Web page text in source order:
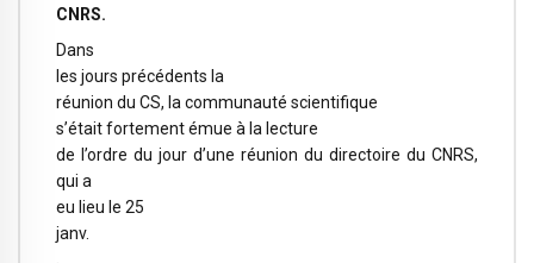
CNRS.
Dans
les jours précédents la
réunion du CS, la communauté scientifique
s’était fortement émue à la lecture
de l’ordre du jour d’une réunion du directoire du CNRS,
qui a
eu lieu le 25
janv.